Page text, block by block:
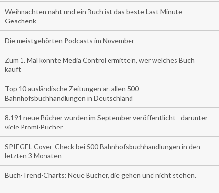
Weihnachten naht und ein Buch ist das beste Last Minute-
Geschenk
Die meistgehörten Podcasts im November
Zum 1. Mal konnte Media Control ermitteln, wer welches Buch
kauft
Top 10 ausländische Zeitungen an allen 500
Bahnhofsbuchhandlungen in Deutschland
8.191 neue Bücher wurden im September veröffentlicht - darunter
viele Promi-Bücher
SPIEGEL Cover-Check bei 500 Bahnhofsbuchhandlungen in den
letzten 3 Monaten
Buch-Trend-Charts: Neue Bücher, die gehen und nicht stehen.